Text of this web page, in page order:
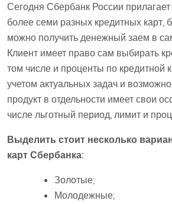
Сегодня Сбербанк России
более семи разных кредитных карт,
можно получить денежный заем в
Клиент имеет право сам выбирать
том числе и проценты по кредитной
учетом актуальных задач и
продукт в отдельности имеет свои
числе льготный период, лимит и
Выделить стоит несколько
карт Сбербанка:
Золотые;
Молодежные;